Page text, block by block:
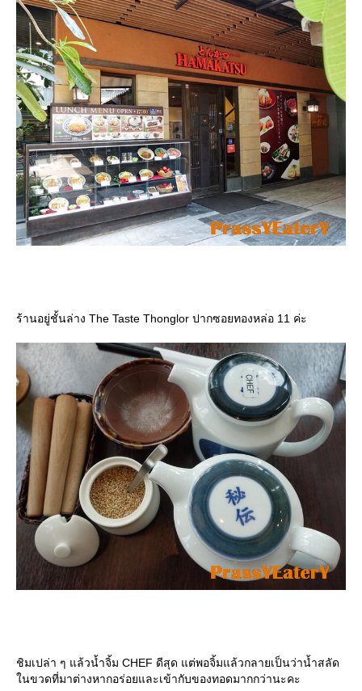
ร้านอยู่ชั้นล่าง The Taste Thonglor ปากซอยทองหล่อ 11 ค่ะ
ชิมเปล่า ๆ แล้วน้ำจิ้ม CHEF ดีสุด แต่พอจิ้มแล้วกลายเป็นว่าน้ำสลัด
นขวดที่มาต่างหากอร่อยและเข้ากับของทอดมากกว่านะคะ